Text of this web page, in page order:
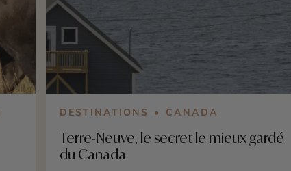
DESTINATIONS CANADA
Terre-Neuve, le secret le mieux gardé
du Canada